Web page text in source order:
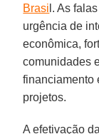
Brasi l. As
urgência de
econômica,
comunidades
financiamento
projetos.
A efetivação